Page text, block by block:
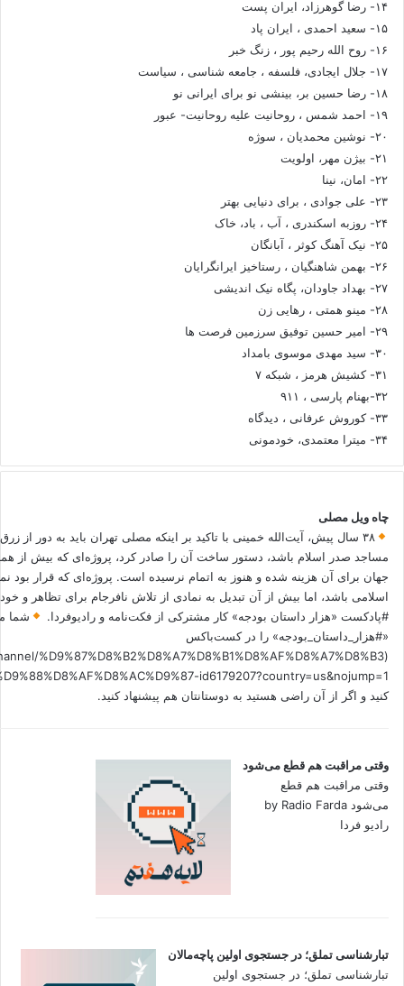
۱۴- رضا گوهرزاد، ایران پست
۱۵- سعید احمدی ، ایران پاد
۱۶- روح الله رحیم پور ، زنگ خبر
۱۷- جلال ایجادی، فلسفه ، جامعه شناسی ، سیاست
۱۸- رضا حسین بر، بینشی نو برای ایرانی نو
۱۹- احمد شمس ، روحانیت علیه روحانیت- عبور
۲۰- نوشین محمدیان ، سوژه
۲۱- بیژن مهر، اولویت
۲۲- امان، نینا
۲۳- علی جوادی ، برای دنیایی بهتر
۲۴- روزبه اسکندری ، آب ، باد، خاک
۲۵- نیک آهنگ کوثر ، آبانگان
۲۶- بهمن شاهنگیان ، رستاخیز ایرانگرایان
۲۷- بهداد جاودان، پگاه نیک اندیشی
۲۸- مینو همتی ، رهایی زن
۲۹- امیر حسین توفیق سرزمین فرصت ها
۳۰- سید مهدی موسوی بامداد
۳۱- کشیش هرمز ، شبکه ۷
۳۲-بهنام پارسی ، ۹۱۱
۳۳- کوروش عرفانی ، دیدگاه
۳۴- میترا معتمدی، خودمونی
چاه ویل مصلی
۳۸ سال پیش، آیت‌الله خمینی با تاکید بر اینکه مصلی تهران باید به دور از
مساجد صدر اسلام باشد، دستور ساخت آن را صادر کرد، پروژه‌ای که بیش از
جهان برای آن هزینه شده و هنوز به اتمام نرسیده است. پروژه‌ای که قرار بود
اسلامی باشد، اما بیش از آن تبدیل به نمادی از تلاش نافرجام برای تظاهر و
#پادکست «هزار داستان بودجه» کار مشترکی از فکت‌نامه و رادیوفردا.
شما
«#هزار_داستان_بودجه» را در کست‌باکس
%D9%87%D8%B2%D8%A7%D8%B1%D8%AF%D8%A7%D8%B3
کنید و اگر از آن راضی هستید به دوستانتان هم پیشنهاد کنید.
وقتی مراقبت هم قطع می‌شود
وقتی مراقبت هم قطع
می‌شود by Radio Farda
رادیو فردا
تبارشناسی تملق؛ در جستجوی اولین‌ پاچه‌مالان
تبارشناسی تملق؛ در جستجوی اولین‌